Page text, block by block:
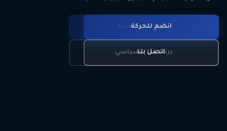
تعرّف على الحركة
برنامجنا السياسي
انضم للحركة
اتصل بنا